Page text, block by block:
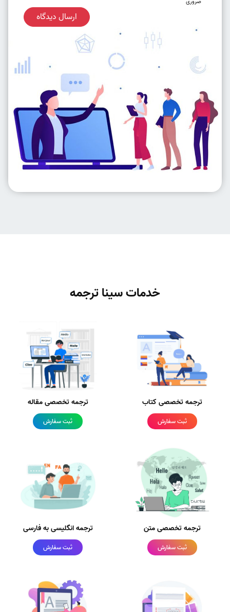
ارسال دیدگاه
خدمات سینا ترجمه
ترجمه تخصصی کتاب
ثبت سفارش
ترجمه تخصصی مقاله
ثبت سفارش
ترجمه تخصصی متن
ثبت سفارش
ترجمه انگلیسی به فارسی
ثبت سفارش